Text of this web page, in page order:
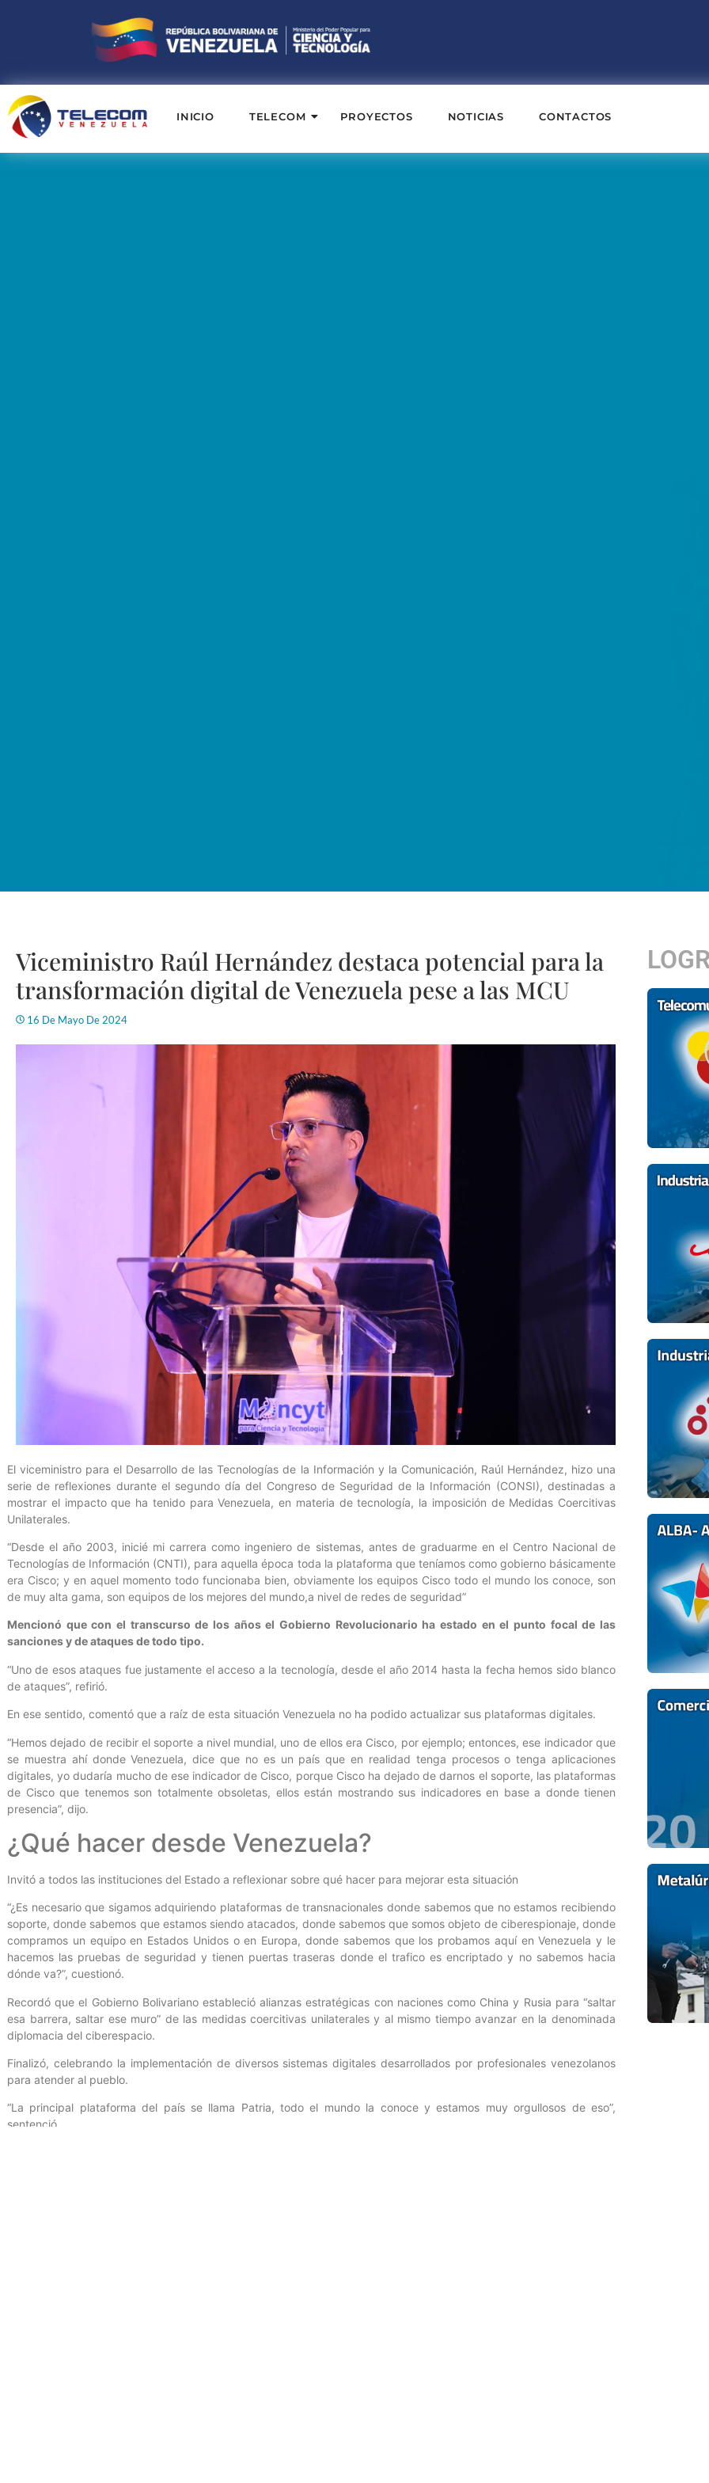
INICIO TELECOM PROYECTOS NOTICIAS CONTACTOS
Viceministro Raúl Hernández destaca potencial para la
transformación digital de Venezuela pese a las MCU
16 De Mayo De 2024
El viceministro para el Desarrollo de las Tecnologías de la Información y la Comunicación, Raúl Hernández, hizo una
serie de reflexiones durante el segundo día del Congreso de Seguridad de la Información (CONSI), destinadas a
mostrar el impacto que ha tenido para Venezuela, en materia de tecnología, la imposición de Medidas Coercitivas
Unilaterales.
“Desde el año 2003, inicié mi carrera como ingeniero de sistemas, antes de graduarme en el Centro Nacional de
Tecnologías de Información (CNTI), para aquella época toda la plataforma que teníamos como gobierno básicamente
era Cisco; y en aquel momento todo funcionaba bien, obviamente los equipos Cisco todo el mundo los conoce, son
de muy alta gama, son equipos de los mejores del mundo,a nivel de redes de seguridad”
Mencionó que con el transcurso de los años el Gobierno Revolucionario ha estado en el punto focal de las
sanciones y de ataques de todo tipo.
“Uno de esos ataques fue justamente el acceso a la tecnología, desde el año 2014 hasta la fecha hemos sido blanco
de ataques”, refirió.
En ese sentido, comentó que a raíz de esta situación Venezuela no ha podido actualizar sus plataformas digitales.
“Hemos dejado de recibir el soporte a nivel mundial, uno de ellos era Cisco, por ejemplo; entonces, ese indicador que
se muestra ahí donde Venezuela, dice que no es un país que en realidad tenga procesos o tenga aplicaciones
digitales, yo dudaría mucho de ese indicador de Cisco, porque Cisco ha dejado de darnos el soporte, las plataformas
de Cisco que tenemos son totalmente obsoletas, ellos están mostrando sus indicadores en base a donde tienen
presencia”, dijo.
¿Qué hacer desde Venezuela?
Invitó a todos las instituciones del Estado a reflexionar sobre qué hacer para mejorar esta situación
“¿Es necesario que sigamos adquiriendo plataformas de transnacionales donde sabemos que no estamos recibiendo
soporte, donde sabemos que estamos siendo atacados, donde sabemos que somos objeto de ciberespionaje, donde
compramos un equipo en Estados Unidos o en Europa, donde sabemos que los probamos aquí en Venezuela y le
hacemos las pruebas de seguridad y tienen puertas traseras donde el trafico es encriptado y no sabemos hacia
dónde va?”, cuestionó.
Recordó que el Gobierno Bolivariano estableció alianzas estratégicas con naciones como China y Rusia para “saltar
esa barrera, saltar ese muro” de las medidas coercitivas unilaterales y al mismo tiempo avanzar en la denominada
diplomacia del ciberespacio.
Finalizó, celebrando la implementación de diversos sistemas digitales desarrollados por profesionales venezolanos
para atender al pueblo.
“La principal plataforma del país se llama Patria, todo el mundo la conoce y estamos muy orgullosos de eso”,
sentenció.